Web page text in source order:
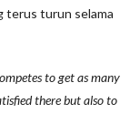
terus turun selama
to get as many
there but also to